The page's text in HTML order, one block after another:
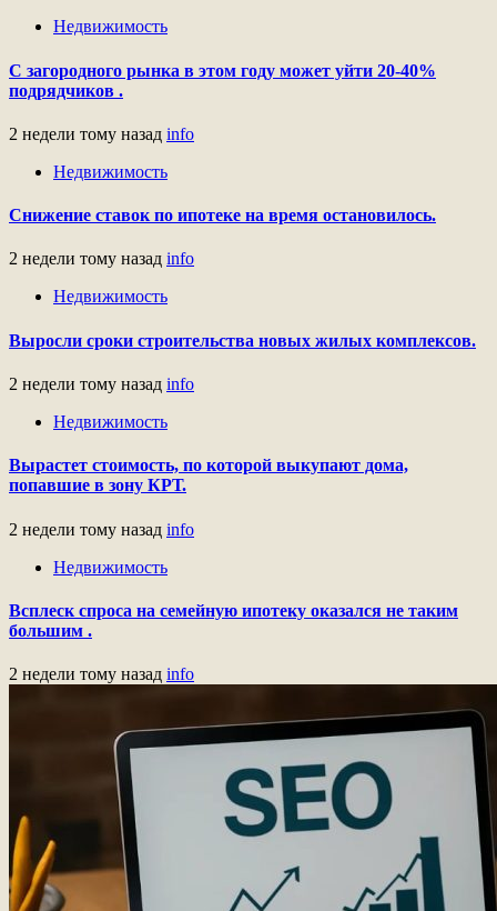
Недвижимость
С загородного рынка в этом году может уйти 20-40%
подрядчиков .
2 недели тому назад info
Недвижимость
Снижение ставок по ипотеке на время остановилось.
2 недели тому назад info
Недвижимость
Выросли сроки строительства новых жилых комплексов.
2 недели тому назад info
Недвижимость
Вырастет стоимость, по которой выкупают дома,
попавшие в зону КРТ.
2 недели тому назад info
Недвижимость
Всплеск спроса на семейную ипотеку оказался не таким
большим .
2 недели тому назад info